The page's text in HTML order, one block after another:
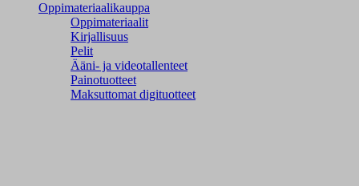
Oppimateriaalikauppa
Oppimateriaalit
Kirjallisuus
Pelit
Ääni- ja videotallenteet
Painotuotteet
Maksuttomat digituotteet